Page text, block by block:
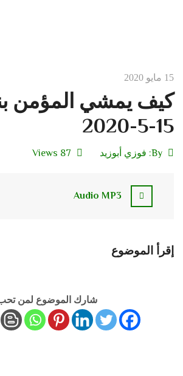
15 مايو 2020
كيف يمشي المؤمن
15-5-2020
By: فوزي أبوزيد 87 Views
Audio MP3
إقرأ الموضوع
شارك الموضوع لمن